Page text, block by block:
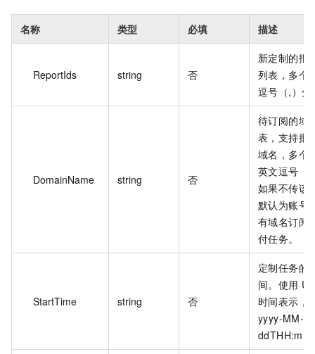
名称 类型 必填 描述
ReportIds string 否
新定制的报
列表，多个
逗号（,）分
DomainName string 否
待订阅的域
表，支持批
域名，多个
英文逗号（,
如果不传该
默认为账号
有域名订阅
付任务。
StartTime string 否
定制任务的
间。使用
时间表示，
yyyy-MM-